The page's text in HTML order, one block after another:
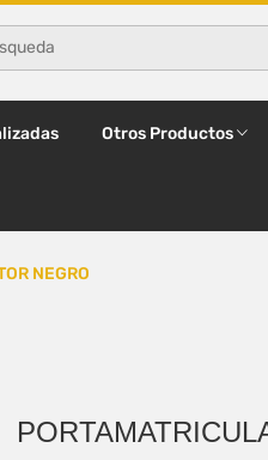
Otros Productos
NEGRO